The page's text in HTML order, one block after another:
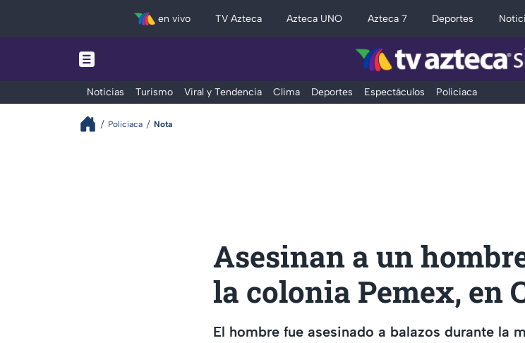
en vivo TV Azteca Azteca UNO Azteca 7 Deportes
Noticias Turismo Viral y Tendencia Clima Deportes Espectáculos Policiaca
Policiaca Nota
Asesinan a un
la colonia Pemex, en
El hombre fue asesinado a balazos durante la